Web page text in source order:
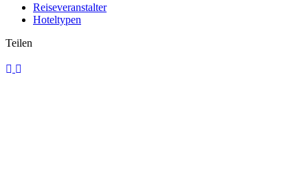
Reiseveranstalter
Hoteltypen
Teilen